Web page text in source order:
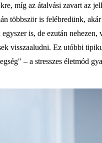
míg az átalvási zavart az
többször is felébredünk,
is, de ezután nehezen,
visszaaludni. Ez utóbbi
– a stresszes életmód